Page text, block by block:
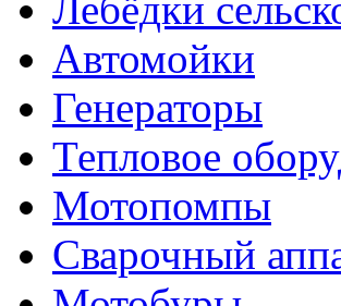
Автомойки
Генераторы
Тепловое
Мотопомпы
Сварочный